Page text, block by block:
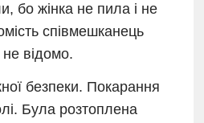
бо жінка не пила і не
співмешканець
відомо.
безпеки. Покарання
Була розтоплена